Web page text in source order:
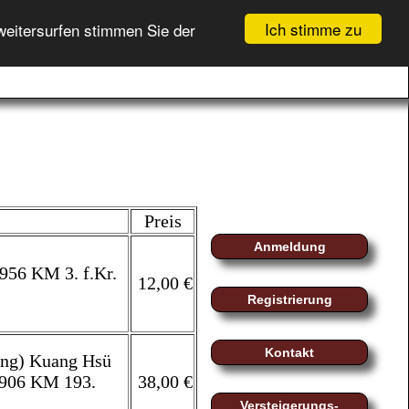
Ich stimme zu
stimmen Sie der
myMoeller
Registrierung
GEBOTSLISTE (
Preis
KM 3. f.Kr. 12,00 €
Kuang Hsü
KM 193.
38,00 €
Anmeldung
Registrierung
Kontakt
Versteigerungs-